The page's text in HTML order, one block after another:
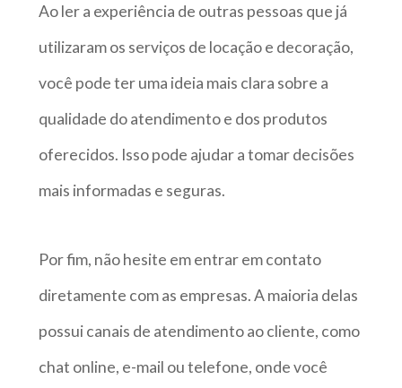
Ao ler a experiência de outras pessoas que já
utilizaram os serviços de locação e decoração,
você pode ter uma ideia mais clara sobre a
qualidade do atendimento e dos produtos
oferecidos. Isso pode ajudar a tomar decisões
mais informadas e seguras.
Por fim, não hesite em entrar em contato
diretamente com as empresas. A maioria delas
possui canais de atendimento ao cliente, como
chat online, e-mail ou telefone, onde você